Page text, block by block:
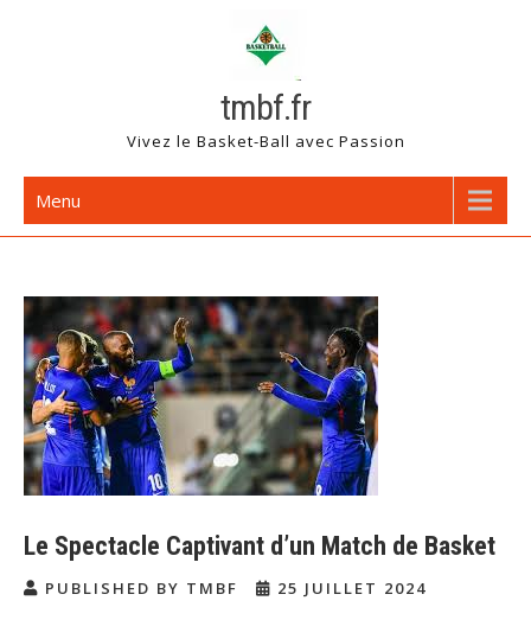
tmbf.fr
Vivez le Basket-Ball avec Passion
Menu
Le Spectacle Captivant d’un Match de Basket
PUBLISHED BY TMBF 25 JUILLET 2024